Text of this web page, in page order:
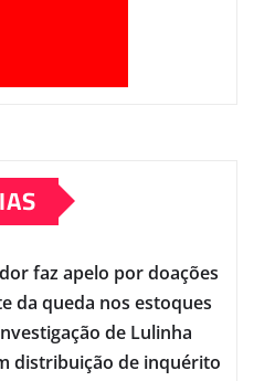
faz apelo por doações
da queda nos estoques
de Lulinha
distribuição de inquérito